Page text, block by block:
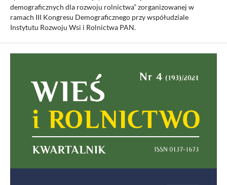
demograficznych dla rozwoju rolnictwa” zorganizowanej w
ramach III Kongresu Demograficznego przy współudziale
Instytutu Rozwoju Wsi i Rolnictwa PAN.